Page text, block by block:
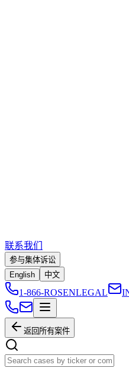
联系我们
参与集体诉讼
English
中文
1-866-ROSENLEGAL
返回所有案件